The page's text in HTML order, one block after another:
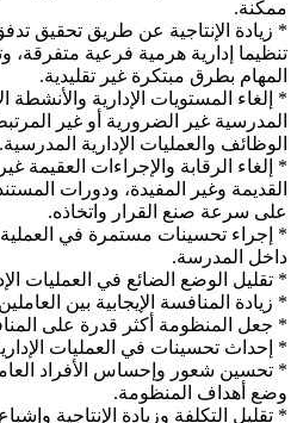
ممكنة.
* زيادة الإنتاجية عن طريق تحقيق
تنظيما إدارية هرمية فرعية متفرقة،
المهام بطرق مبتكرة غير تقليدية.
* إلغاء المستويات الإدارية والأنشطة
المدرسية غير الضرورية أو غير
الوظائف والعمليات الإدارية المدرسية.
* إلغاء الرقابة والإجراءات العقيمة
القديمة وغير المفيدة، ودورات
على سرعة صنع القرار واتخاذه.
* إجراء تحسينات مستمرة في العملية
داخل المدرسة.
* تقليل الوضع الضائع في العمليات
* زيادة المنافسة الإيجابية بين
* جعل المنظومة أكثر قدرة على
* إحداث تحسينات في العمليات
* تحسين شعور وإحساس الأفراد
وضع أهداف المنظومة.
* تقليل التكلفة وزيادة الإنتاجية